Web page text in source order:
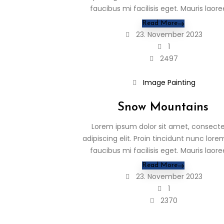
faucibus mi facilisis eget. Mauris
Read More
23. November 2023
1
2497
Image Painting
Snow Mountains
Lorem ipsum dolor sit amet,
adipiscing elit. Proin tincidunt nunc
faucibus mi facilisis eget. Mauris
Read More
23. November 2023
1
2370